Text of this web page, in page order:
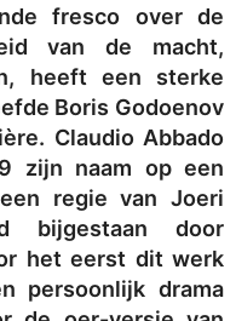
fresco over de
van de macht,
heeft een sterke
Boris Godoenov
Claudio Abbado
zijn naam op een
regie van Joeri
bijgestaan door
het eerst dit werk
persoonlijk drama